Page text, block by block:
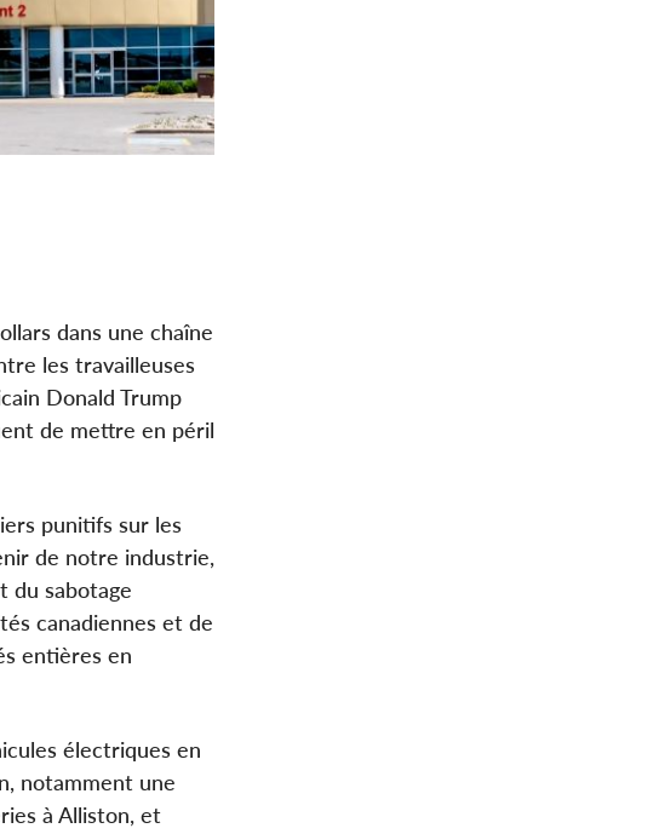
dans une chaîne
les travailleuses
Donald Trump
de mettre en péril
punitifs sur les
de notre industrie,
du sabotage
canadiennes et de
entières en
électriques en
notamment une
à Alliston, et